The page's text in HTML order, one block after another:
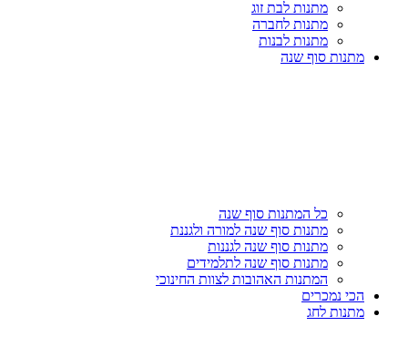
מתנות לבת זוג
מתנות לחברה
מתנות לבנות
מתנות סוף שנה
כל המתנות סוף שנה
מתנות סוף שנה למורה ולגננת
מתנות סוף שנה לגננות
מתנות סוף שנה לתלמידים
המתנות האהובות לצוות החינוכי
הכי נמכרים
מתנות לחג